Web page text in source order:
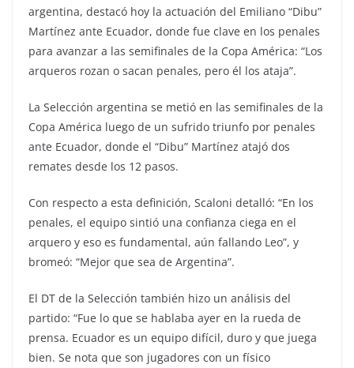
argentina, destacó hoy la actuación del Emiliano “Dibu”
Martínez ante Ecuador, donde fue clave en los penales
para avanzar a las semifinales de la Copa América: “Los
arqueros rozan o sacan penales, pero él los ataja”.
La Selección argentina se metió en las semifinales de la
Copa América luego de un sufrido triunfo por penales
ante Ecuador, donde el “Dibu” Martínez atajó dos
remates desde los 12 pasos.
Con respecto a esta definición, Scaloni detalló: “En los
penales, el equipo sintió una confianza ciega en el
arquero y eso es fundamental, aún fallando Leo”, y
bromeó: “Mejor que sea de Argentina”.
El DT de la Selección también hizo un análisis del
partido: “Fue lo que se hablaba ayer en la rueda de
prensa. Ecuador es un equipo difícil, duro y que juega
bien. Se nota que son jugadores con un físico